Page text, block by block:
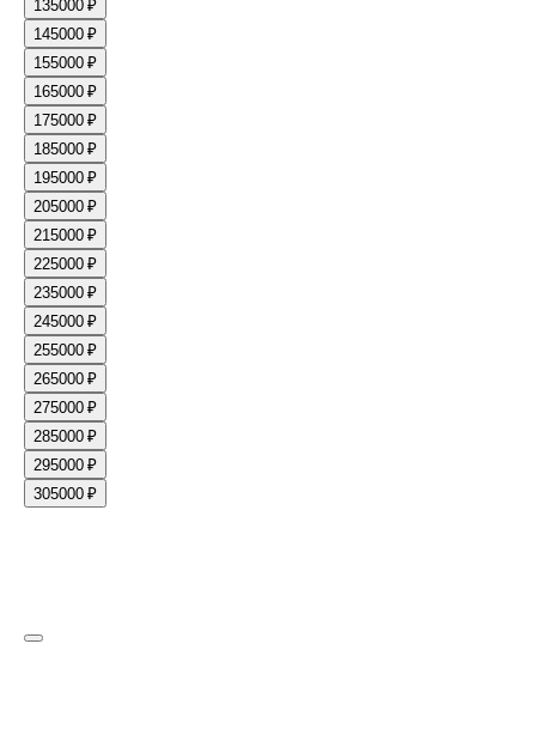
135000 ₽
145000 ₽
155000 ₽
165000 ₽
175000 ₽
185000 ₽
195000 ₽
205000 ₽
215000 ₽
225000 ₽
235000 ₽
245000 ₽
255000 ₽
265000 ₽
275000 ₽
285000 ₽
295000 ₽
305000 ₽